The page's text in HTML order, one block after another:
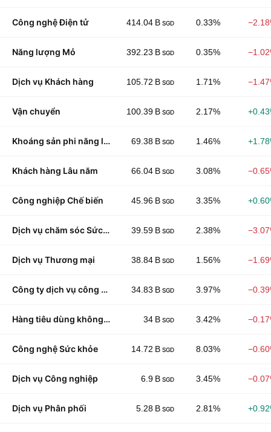
Công nghệ Điện tử 414.04 B SGD 0.33%
Năng lượng Mỏ 392.23 B SGD 0.35%
Dịch vụ Khách hàng 105.72 B SGD 1.71%
Vận chuyển 100.39 B SGD 2.17%
Khoáng sản phi năng lượng 69.38 B SGD 1.46%
Khách hàng Lâu năm 66.04 B SGD 3.08%
Công nghiệp Chế biến 45.96 B SGD 3.35%
Dịch vụ chăm sóc Sức khỏe 39.59 B SGD 2.38%
Dịch vụ Thương mại 38.84 B SGD 1.56%
Công ty dịch vụ công cộng 34.83 B SGD 3.97%
Hàng tiêu dùng không lâu bền 34 B SGD 3.42%
Công nghệ Sức khỏe 14.72 B SGD 8.03%
Dịch vụ Công nghiệp 6.9 B SGD 3.45%
Dịch vụ Phân phối 5.28 B SGD 2.81%